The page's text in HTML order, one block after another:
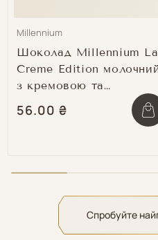
Продавець:
Millennium
Шоколад Millennium La
Creme Edition
з кремовою та
вишневою начинкою
Звичайна
56.00 ₴ шт
Спробуйте